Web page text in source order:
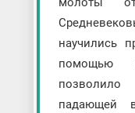
научились
помощью
падающей